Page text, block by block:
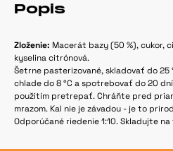
Popis
Zloženie: Macerát bazy (50 %), cukor,
kyselina citrónová.
Šetrne pasterizované, skladovať do 25
chlade do 8 °C a spotrebovať do 20
použitím pretrepať. Chráňte pred
mrazom. Kal nie je závadou - je to
Odporúčané riedenie 1:10. Skladujte